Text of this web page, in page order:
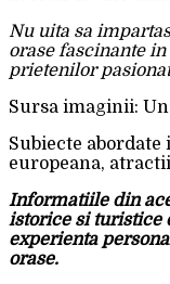
Nu uita sa
orase fascinante
prietenilor
Sursa imaginii:
Subiecte
europeana,
Informatiile din
istorice si turistice
experienta
orase.